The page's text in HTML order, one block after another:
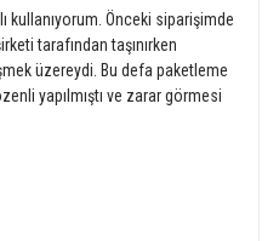
kullanıyorum. Önceki siparişimde
tarafından taşınırken
üzereydi. Bu defa paketleme
yapılmıştı ve zarar görmesi